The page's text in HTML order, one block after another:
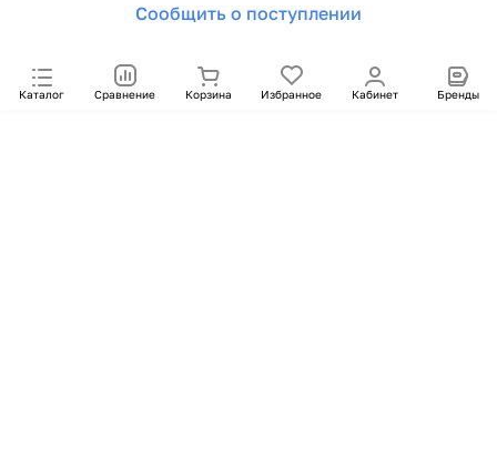
Сообщить о поступлении
Каталог Сравнение Корзина Избранное Кабинет Бренды